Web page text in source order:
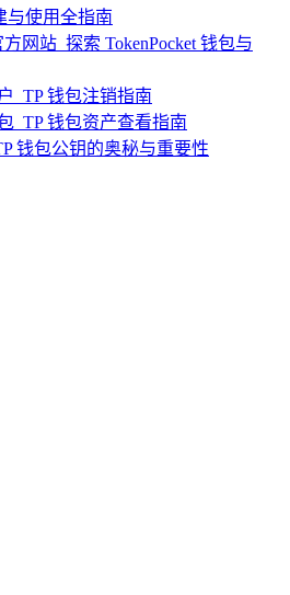
与使用全指南
网站_探索 TokenPocket 钱包与
_TP 钱包注销指南
_TP 钱包资产查看指南
钱包公钥的奥秘与重要性